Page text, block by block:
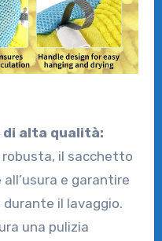
alta qualità:
robusta, il sacchetto
e garantire
il lavaggio.
una pulizia